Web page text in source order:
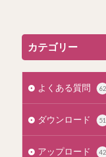
カテゴリー
よくある質問 62
ダウンロード 51
アップロード 42